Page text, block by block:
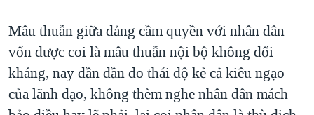
Mâu thuẫn giữa đảng cầm quyền với nhân dân
vốn được coi là mâu thuẫn nội bộ không đối
kháng, nay dần dần do thái độ kẻ cả kiêu ngạo
của lãnh đạo, không thèm nghe nhân dân mách